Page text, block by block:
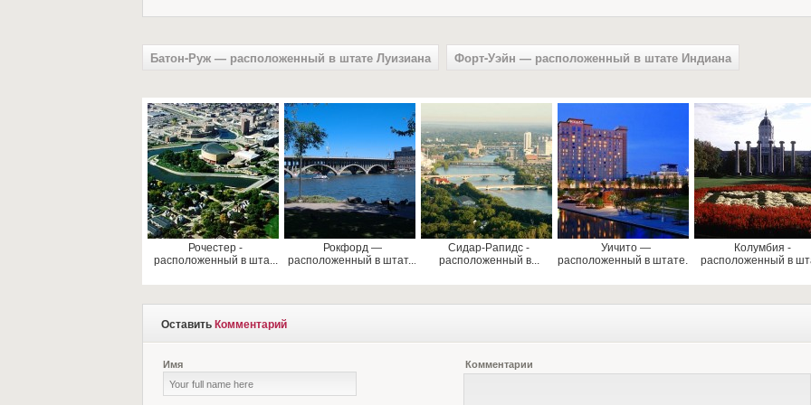
Батон-Руж — расположенный в штате Луизиана Форт-Уэйн — расположенный в штате Индиана
Рочестер -
расположенный в шта...
Рокфорд —
расположенный в штат...
Сидар-Рапидс -
расположенный в...
Уичито —
расположенный в штате...
Колумбия -
расположенный в
ОставитьКомментарий
Имя Комментарии